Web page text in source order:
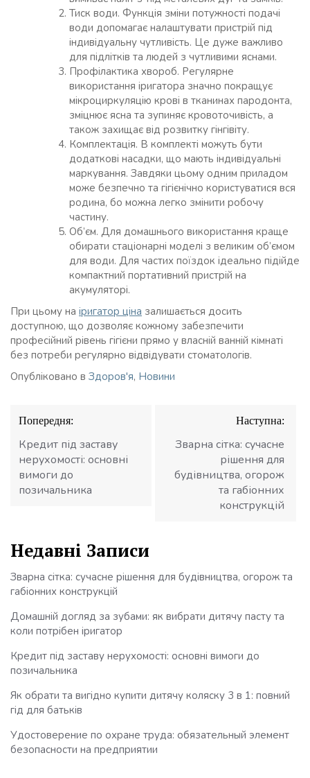
Тиск води. Функція зміни потужності подачі
води допомагає налаштувати пристрій під
індивідуальну чутливість. Це дуже важливо
для підлітків та людей з чутливими яснами.
Профілактика хвороб. Регулярне
використання іригатора значно покращує
мікроциркуляцію крові в тканинах пародонта,
зміцнює ясна та зупиняє кровоточивість, а
також захищає від розвитку гінгівіту.
Комплектація. В комплекті можуть бути
додаткові насадки, що мають індивідуальні
маркування. Завдяки цьому одним приладом
може безпечно та гігієнічно користуватися вся
родина, бо можна легко змінити робочу
частину.
Об’єм. Для домашнього використання краще
обирати стаціонарні моделі з великим об’ємом
для води. Для частих поїздок ідеально підійде
компактний портативний пристрій на
акумуляторі.
При цьому на іригатор ціна залишається досить
доступною, що дозволяє кожному забезпечити
професійний рівень гігієни прямо у власній ванній кімнаті
без потреби регулярно відвідувати стоматологів.
Опубліковано в Здоров'я, Новини
Навігація
записів
Попередня:
Кредит під заставу
нерухомості: основні
вимоги до
позичальника
Наступна:
Зварна сітка: сучасне
рішення для
будівництва, огорож
та габіонних
конструкцій
Недавні Записи
Зварна сітка: сучасне рішення для будівництва, огорож та
габіонних конструкцій
Домашній догляд за зубами: як вибрати дитячу пасту та
коли потрібен іригатор
Кредит під заставу нерухомості: основні вимоги до
позичальника
Як обрати та вигідно купити дитячу коляску 3 в 1: повний
гід для батьків
Удостоверение по охране труда: обязательный элемент
безопасности на предприятии